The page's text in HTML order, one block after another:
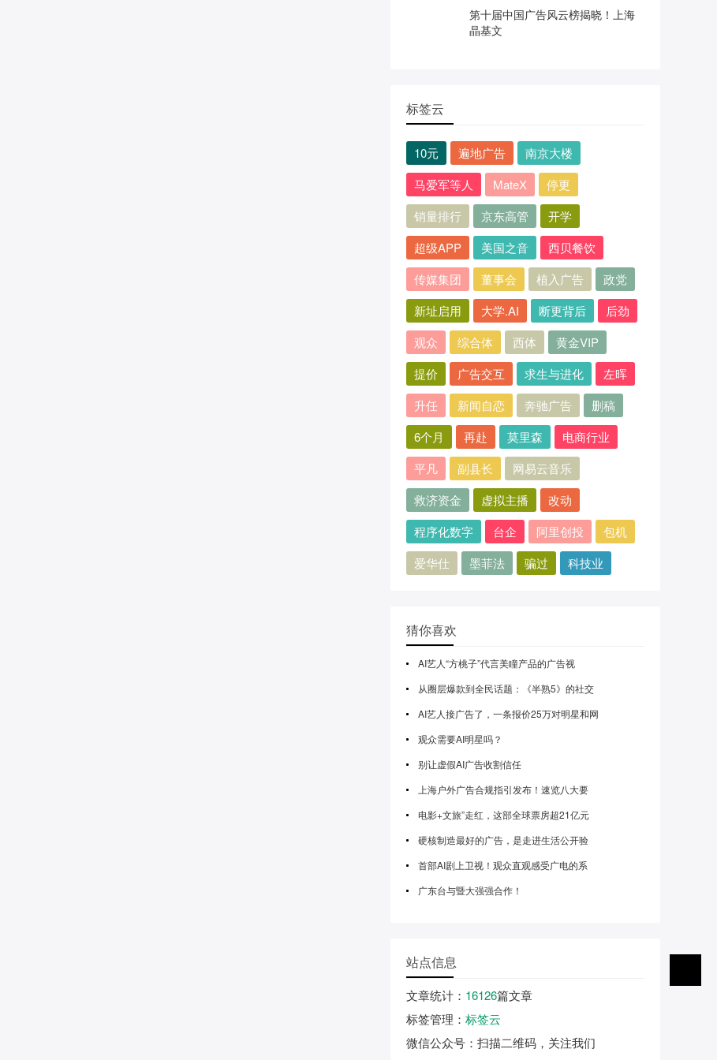
第十届中国广告风云榜揭晓！上海
晶基文
标签云
10元 遍地广告
南京大楼
马爱军等人
MateX
停更
销量排行
京东高管
开学
超级APP
美国之音
西贝餐饮
传媒集团
董事会 植入广告
政党
新址启用
大学.AI 断更背后
后劲
观众
综合体 西体
黄金VIP
提价
广告交互 求生与进化
左晖
升任
新闻自恋 奔驰广告
删稿
6个月
再赴 莫里森
电商行业
平凡
副县长
网易云音乐
救济资金
虚拟主播
改动
程序化数字
台企 阿里创投
包机
爱华仕
墨菲法 骗过 科技业
猜你喜欢
AI艺人“方桃子”代言美瞳产品的广告视
从圈层爆款到全民话题：《半熟5》的社交
AI艺人接广告了，一条报价25万对明星和网
观众需要AI明星吗？
别让虚假AI广告收割信任
上海户外广告合规指引发布！速览八大要
电影+文旅”走红，这部全球票房超21亿元
硬核制造最好的广告，是走进生活公开验
首部AI剧上卫视！观众直观感受广电的系
广东台与暨大强强合作！
站点信息
文章统计 ： 16126篇文章
标签管理 ： 标签云
微信公众号 ：扫描二维码，关注我们